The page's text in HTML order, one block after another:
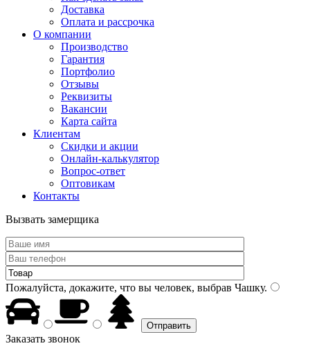
Доставка
Оплата и рассрочка
О компании
Производство
Гарантия
Портфолио
Отзывы
Реквизиты
Вакансии
Карта сайта
Клиентам
Скидки и акции
Онлайн-калькулятор
Вопрос-ответ
Оптовикам
Контакты
Вызвать замерщика
Пожалуйста, докажите, что вы человек, выбрав Чашку.
Заказать звонок